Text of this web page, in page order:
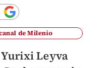
de Milenio
Leyva